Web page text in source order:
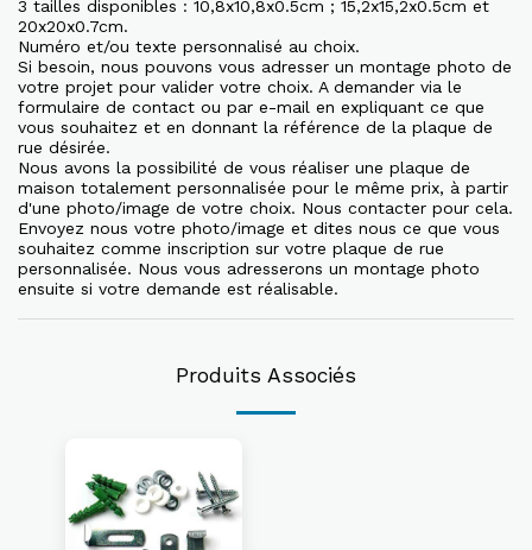
3 tailles disponibles : 10,8x10,8x0.5cm ; 15,2x15,2x0.5cm et
20x20x0.7cm.
Numéro et/ou texte personnalisé au choix.
Si besoin, nous pouvons vous adresser un montage photo de
votre projet pour valider votre choix. A demander via le
formulaire de contact ou par e-mail en expliquant ce que
vous souhaitez et en donnant la référence de la plaque de
rue désirée.
Nous avons la possibilité de vous réaliser une plaque de
maison totalement personnalisée pour le même prix, à partir
d'une photo/image de votre choix. Nous contacter pour cela.
Envoyez nous votre photo/image et dites nous ce que vous
souhaitez comme inscription sur votre plaque de rue
personnalisée. Nous vous adresserons un montage photo
ensuite si votre demande est réalisable.
Produits Associés